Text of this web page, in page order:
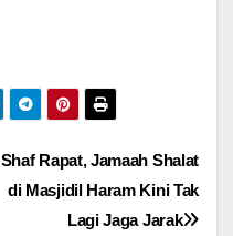
Shaf Rapat, Jamaah Shalat
di Masjidil Haram Kini Tak
Lagi Jaga Jarak